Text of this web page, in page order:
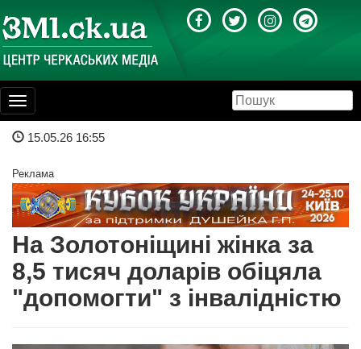
Toggle
navigation
15.05.26 16:55
Реклама
На Золотоніщині жінка за
8,5 тисяч доларів обіцяла
"допомогти" з інвалідністю